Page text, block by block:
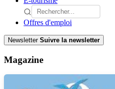
Offres d'emploi
Newsletter Suivre la newsletter
Magazine